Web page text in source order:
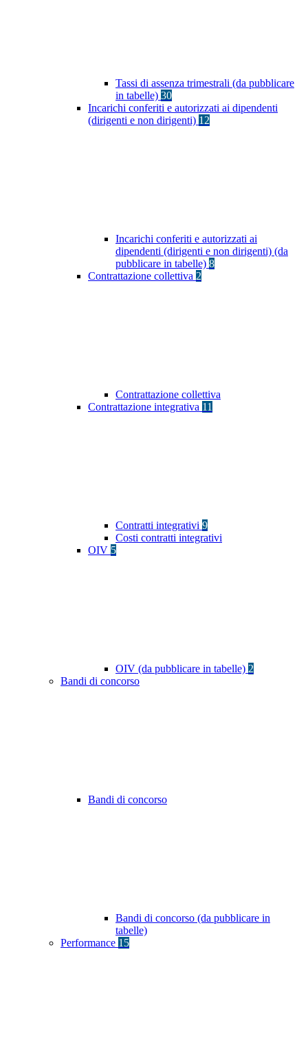
Tassi di assenza trimestrali (da pubblicare
in tabelle) 30
Incarichi conferiti e autorizzati ai dipendenti
(dirigenti e non dirigenti) 12
Incarichi conferiti e autorizzati ai
dipendenti (dirigenti e non dirigenti) (da
pubblicare in tabelle) 8
Contrattazione collettiva 2
Contrattazione collettiva
Contrattazione integrativa 11
Contratti integrativi 9
Costi contratti integrativi
OIV 5
OIV (da pubblicare in tabelle) 2
Bandi di concorso
Bandi di concorso
Bandi di concorso (da pubblicare in
tabelle)
Performance 15